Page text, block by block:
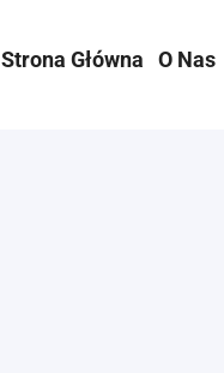
Strona Główna O Nas